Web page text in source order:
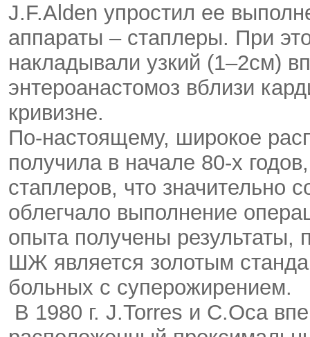
J.F.Alden упростил ее
аппараты – стаплеры. При
накладывали узкий (1–2см)
энтероанастомоз вблизи
кривизне.
По-настоящему, широкое
получила в начале 80-х
стаплеров, что значительно
облегчало выполнение
опыта получены результаты,
ШЖ является золотым
больных с суперожирением.
В 1980 г. J.Torres и C.Oca